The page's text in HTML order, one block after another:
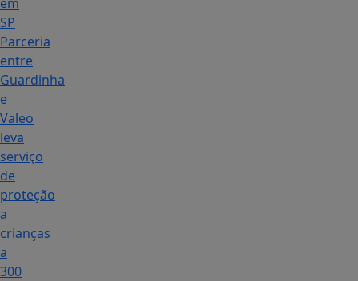
SP
Parceria
entre
Guardinha
e
Valeo
leva
serviço
de
proteção
a
crianças
a
300